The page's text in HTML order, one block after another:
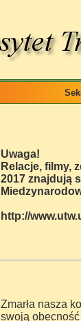
Uwaga!
Relacje, filmy,
2017 znajdują
http://
Zmarła nasza
swoją